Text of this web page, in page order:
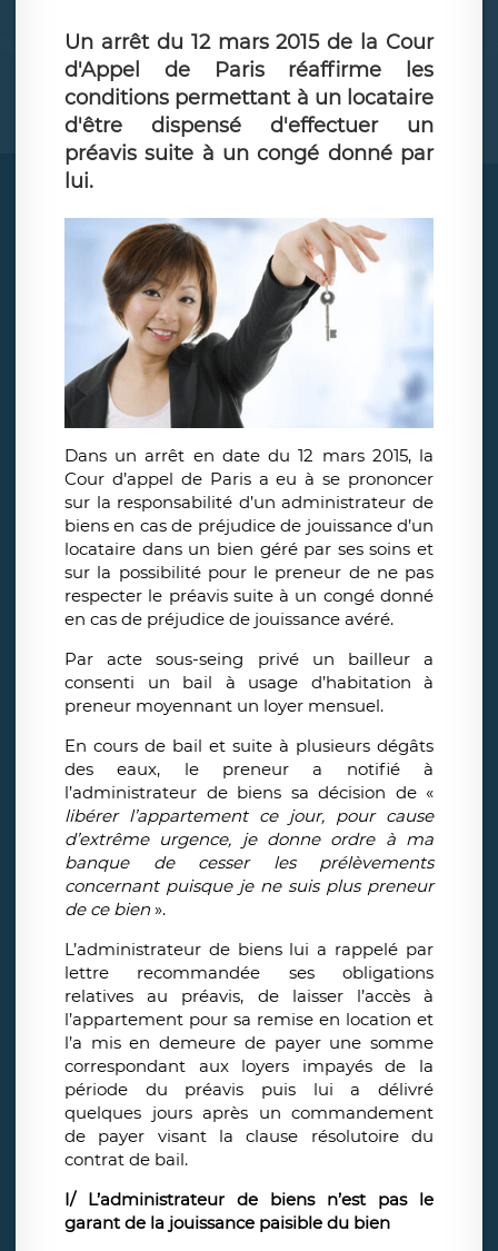
Un arrêt du 12 mars 2015 de la Cour
d'Appel de Paris réaffirme les
conditions permettant à un locataire
d'être dispensé d'effectuer un
préavis suite à un congé donné par
lui.
Dans un arrêt en date du 12 mars 2015, la
Cour d’appel de Paris a eu à se prononcer
sur la responsabilité d’un administrateur de
biens en cas de préjudice de jouissance d’un
locataire dans un bien géré par ses soins et
sur la possibilité pour le preneur de ne pas
respecter le préavis suite à un congé donné
en cas de préjudice de jouissance avéré.
Par acte sous-seing privé un bailleur a
consenti un bail à usage d’habitation à
preneur moyennant un loyer mensuel.
En cours de bail et suite à plusieurs dégâts
des eaux, le preneur a notifié à
l’administrateur de biens sa décision de «
libérer l’appartement ce jour, pour cause
d’extrême urgence, je donne ordre à ma
banque de cesser les prélèvements
concernant puisque je ne suis plus preneur
de ce bien ».
L’administrateur de biens lui a rappelé par
lettre recommandée ses obligations
relatives au préavis, de laisser l’accès à
l’appartement pour sa remise en location et
l’a mis en demeure de payer une somme
correspondant aux loyers impayés de la
période du préavis puis lui a délivré
quelques jours après un commandement
de payer visant la clause résolutoire du
contrat de bail.
I/ L’administrateur de biens n’est pas le
garant de la jouissance paisible du bien